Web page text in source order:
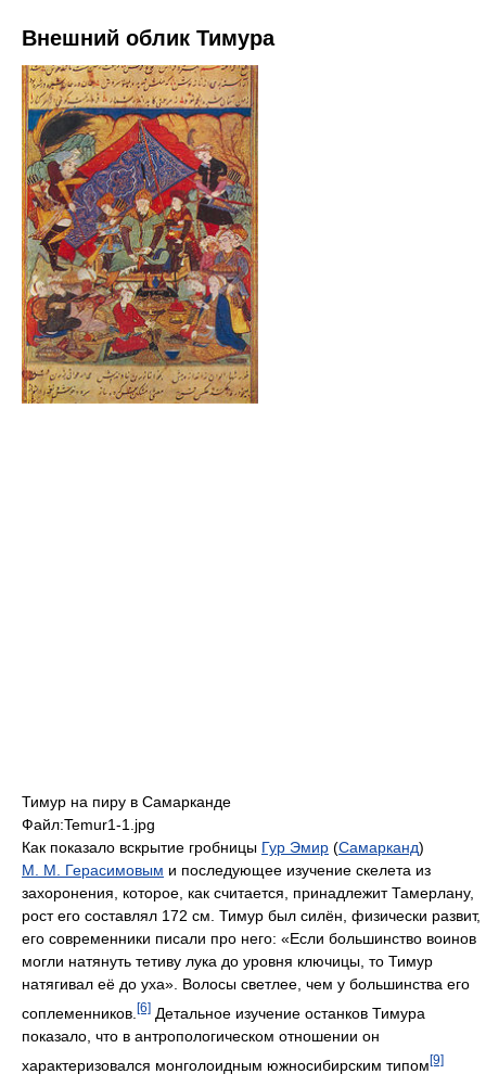
Внешний облик Тимура
Тимур на пиру в Самарканде
Файл:Temur1-1.jpg
Как показало вскрытие гробницы Гур Эмир (Самарканд)
М. М. Герасимовым и последующее изучение скелета из
захоронения, которое, как считается, принадлежит Тамерлану,
рост его составлял 172 см. Тимур был силён, физически развит,
его современники писали про него: «Если большинство воинов
могли натянуть тетиву лука до уровня ключицы, то Тимур
натягивал её до уха». Волосы светлее, чем у большинства его
соплеменников. [6] Детальное изучение останков Тимура
показало, что в антропологическом отношении он
характеризовался монголоидным южносибирским типом [9]